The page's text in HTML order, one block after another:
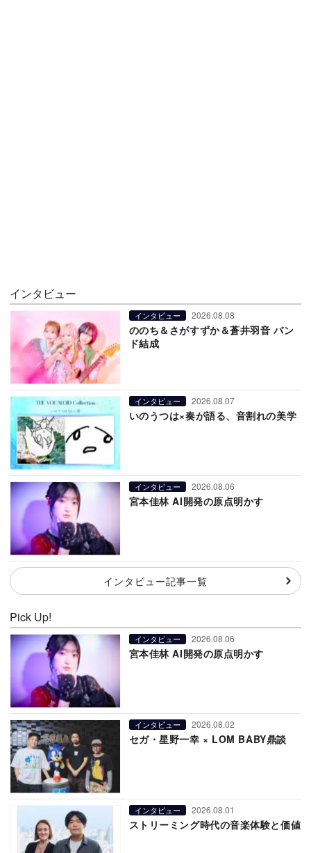
インタビュー
インタビュー 2026.08.08
ののち＆さがすずか＆蒼井羽音 バン
ド結成
インタビュー 2026.08.07
いのうつは×奏が語る、音割れの美学
インタビュー 2026.08.06
宮本佳林 AI開発の原点明かす
インタビュー記事一覧
Pick Up!
インタビュー 2026.08.06
宮本佳林 AI開発の原点明かす
インタビュー 2026.08.02
セガ・星野一幸 × LOM BABY鼎談
インタビュー 2026.08.01
ストリーミング時代の音楽体験と価値